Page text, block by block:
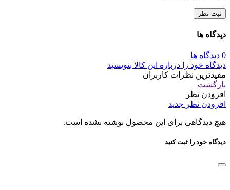
ثبت نظر
دیدگاه ها
0 دیدگاه ها
دیدگاه خود را درباره این کالا بنویسید
مفیدترین نظرات کاربران
بازگشت
افزودن نظر
افزودن نظر جدید
هیچ دیدگاهی برای این محصول نوشته نشده است.
دیدگاه خود را ثبت کنید